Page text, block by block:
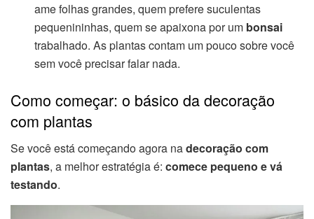
ame folhas grandes, quem prefere suculentas
pequenininhas, quem se apaixona por um bonsai
trabalhado. As plantas contam um pouco sobre você
sem você precisar falar nada.
Como começar: o básico da decoração
com plantas
Se você está começando agora nadecoração com
plantas, a melhor estratégia é: comece pequeno e vá
testando.